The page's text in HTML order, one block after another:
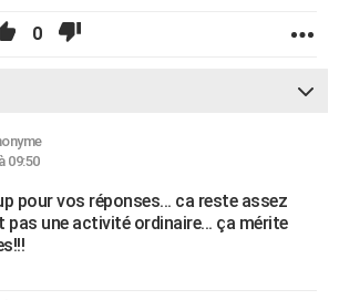
0
09:50
pour vos réponses... ca reste assez
pas une activité ordinaire... ça mérite